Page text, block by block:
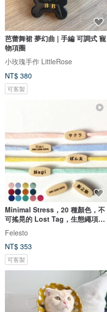
芭蕾舞裙 夢幻曲 | 手編 可調式 寵
物項圈
小玫瑰手作 LittleRose
NT$ 380
可客製
Minimal Stress，20 種顏色，不
可搖晃的 Lost Tag，生態繩項
圈，貓項圈，小型犬，輕便，
Lost Tag，軟繩，安全帶扣，包
括 Lost Tag，使用再生紗線
Felesto
NT$ 353
可客製